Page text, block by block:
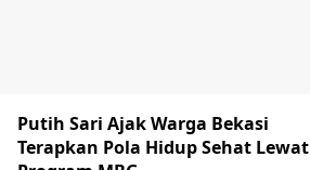
Putih Sari Ajak Warga Bekasi
Terapkan Pola Hidup Sehat Lewat